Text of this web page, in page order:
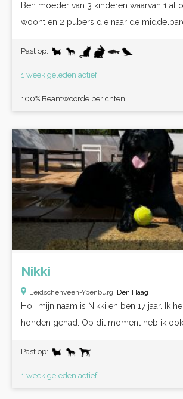
Ben moeder van 3 kinderen waarvan 1 al
woont en 2 pubers die naar de
Past op:
1 week geleden actief
100% Beantwoorde berichten
Nikki
Leidschenveen-Ypenburg, Den Haag
Hoi, mijn naam is Nikki en ben 17 jaar. Ik
honden gehad. Op dit moment heb ik ook
Past op:
1 week geleden actief